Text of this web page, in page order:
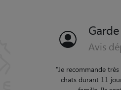
de s'occuper de mes 3
dans leur vie de